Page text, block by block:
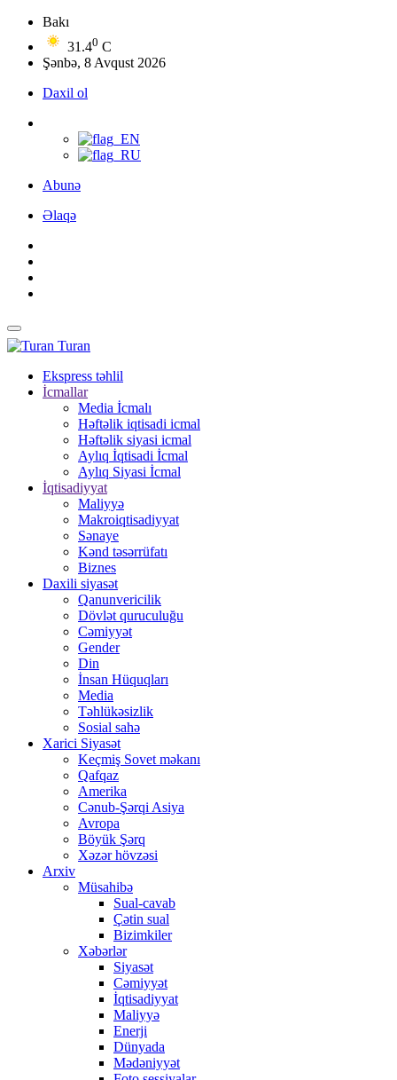
Bakı
31.40 C
Şənbə, 8 Avqust 2026
Daxil ol
Abunə
Əlaqə
Turan
Ekspress təhlil
İcmallar
Media İcmalı
Həftəlik iqtisadi icmal
Həftəlik siyasi icmal
Aylıq İqtisadi İcmal
Aylıq Siyasi İcmal
İqtisadiyyat
Maliyyə
Makroiqtisadiyyat
Sənaye
Kənd təsərrüfatı
Biznes
Daxili siyasət
Qanunvericilik
Dövlət quruculuğu
Cəmiyyət
Gender
Din
İnsan Hüquqları
Media
Təhlükəsizlik
Sosial sahə
Xarici Siyasət
Keçmiş Sovet məkanı
Qafqaz
Amerika
Cənub-Şərqi Asiya
Avropa
Böyük Şərq
Xəzər hövzəsi
Arxiv
Müsahibə
Sual-cavab
Çətin sual
Bizimkiler
Xəbərlər
Siyasət
Cəmiyyət
İqtisadiyyat
Maliyyə
Enerji
Dünyada
Mədəniyyət